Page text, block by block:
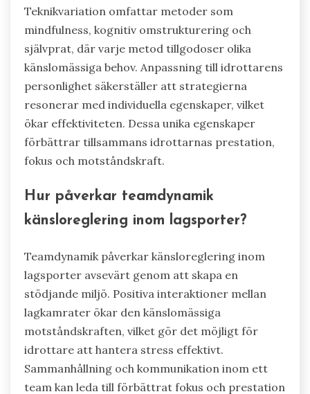
Teknikvariation omfattar metoder som
mindfulness, kognitiv omstrukturering och
självprat, där varje metod tillgodoser olika
känslomässiga behov. Anpassning till idrottarens
personlighet säkerställer att strategierna
resonerar med individuella egenskaper, vilket
ökar effektiviteten. Dessa unika egenskaper
förbättrar tillsammans idrottarnas prestation,
fokus och motståndskraft.
Hur påverkar teamdynamik
känsloreglering inom lagsporter?
Teamdynamik påverkar känsloreglering inom
lagsporter avsevärt genom att skapa en
stödjande miljö. Positiva interaktioner mellan
lagkamrater ökar den känslomässiga
motståndskraften, vilket gör det möjligt för
idrottare att hantera stress effektivt.
Sammanhållning och kommunikation inom ett
team kan leda till förbättrat fokus och prestation